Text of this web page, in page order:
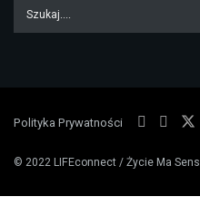
Polityka Prywatności
© 2022LIFEconnect / Życie Ma Sens